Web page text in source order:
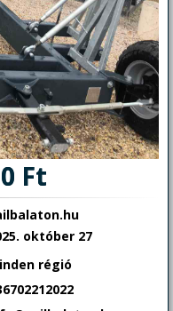
Ft
október 27
régió